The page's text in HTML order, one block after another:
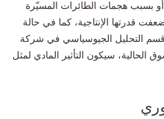
بسبب هجمات الطائرات المسيّرة
أضعفت قدرتها الإنتاجية، كما في حالة
التحليل الجيوسياسي في شركة
سيكون التأثير المادي لمثل